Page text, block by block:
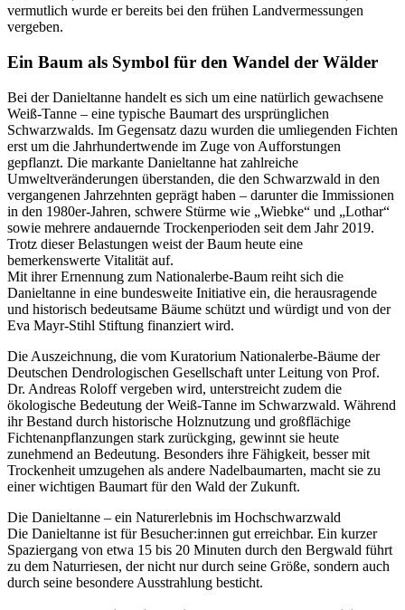
vermutlich wurde er bereits bei den frühen Landvermessungen
vergeben.
Ein Baum als Symbol für den Wandel der Wälder
Bei der Danieltanne handelt es sich um eine natürlich gewachsene
Weiß-Tanne – eine typische Baumart des ursprünglichen
Schwarzwalds. Im Gegensatz dazu wurden die umliegenden Fichten
erst um die Jahrhundertwende im Zuge von Aufforstungen
gepflanzt. Die markante Danieltanne hat zahlreiche
Umweltveränderungen überstanden, die den Schwarzwald in den
vergangenen Jahrzehnten geprägt haben – darunter die Immissionen
in den 1980er-Jahren, schwere Stürme wie „Wiebke“ und „Lothar“
sowie mehrere andauernde Trockenperioden seit dem Jahr 2019.
Trotz dieser Belastungen weist der Baum heute eine
bemerkenswerte Vitalität auf.
Mit ihrer Ernennung zum Nationalerbe-Baum reiht sich die
Danieltanne in eine bundesweite Initiative ein, die herausragende
und historisch bedeutsame Bäume schützt und würdigt und von der
Eva Mayr-Stihl Stiftung finanziert wird.
Die Auszeichnung, die vom Kuratorium Nationalerbe-Bäume der
Deutschen Dendrologischen Gesellschaft unter Leitung von Prof.
Dr. Andreas Roloff vergeben wird, unterstreicht zudem die
ökologische Bedeutung der Weiß-Tanne im Schwarzwald. Während
ihr Bestand durch historische Holznutzung und großflächige
Fichtenanpflanzungen stark zurückging, gewinnt sie heute
zunehmend an Bedeutung. Besonders ihre Fähigkeit, besser mit
Trockenheit umzugehen als andere Nadelbaumarten, macht sie zu
einer wichtigen Baumart für den Wald der Zukunft.
Die Danieltanne – ein Naturerlebnis im Hochschwarzwald
Die Danieltanne ist für Besucher:innen gut erreichbar. Ein kurzer
Spaziergang von etwa 15 bis 20 Minuten durch den Bergwald führt
zu dem Naturriesen, der nicht nur durch seine Größe, sondern auch
durch seine besondere Ausstrahlung besticht.